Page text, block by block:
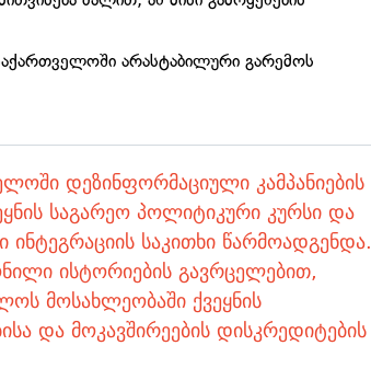
არასტაბილური გარემოს
დეზინფორმაციული კამპანიების
საგარეო პოლიტიკური კურსი და
საკითხი წარმოადგენდა.
ისტორიების გავრცელებით,
მოსახლეობაში ქვეყნის
და მოკავშირეების დისკრედიტების